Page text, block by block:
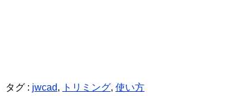
タグ : jwcad, トリミング, 使い方